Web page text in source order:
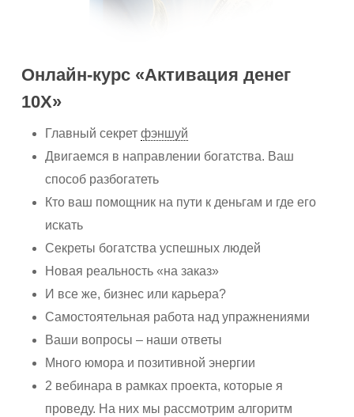
Онлайн-курс «Активация денег
10Х»
Главный секретфэншуй
Двигаемся в направлении богатства. Ваш
способ разбогатеть
Кто ваш помощник на пути к деньгам и где его
искать
Секреты богатства успешных людей
Новая реальность «на заказ»
И все же, бизнес или карьера?
Самостоятельная работа над упражнениями
Ваши вопросы – наши ответы
Много юмора и позитивной энергии
2 вебинара в рамках проекта, которые я
проведу. На них мы рассмотрим алгоритм